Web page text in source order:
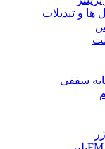
ها و تبدیلات
سقفی